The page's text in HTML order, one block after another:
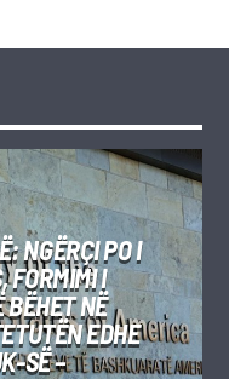
NGËRÇI PO I
FORMIMI I
BËHET NË
EDHE
SË –